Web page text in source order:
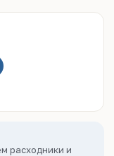
расходники и